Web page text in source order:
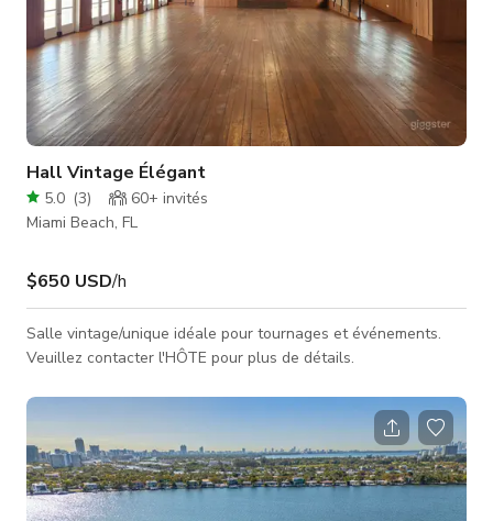
Hall Vintage Élégant
5.0 (3) 60+ invités
Miami Beach, FL
$650 USD/h
Salle vintage/unique idéale pour tournages et événements.
Veuillez contacter l'HÔTE pour plus de détails.